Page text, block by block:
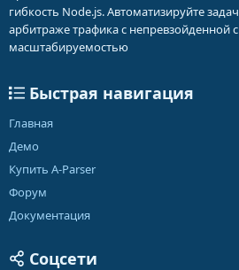
гибкость Node.js. Автоматизируйте
арбитраже трафика с непревзойденной
масштабируемостью
Быстрая навигация
Главная
Демо
Купить A-Parser
Форум
Документация
Соцсети